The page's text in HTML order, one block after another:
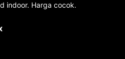
Harga cocok.